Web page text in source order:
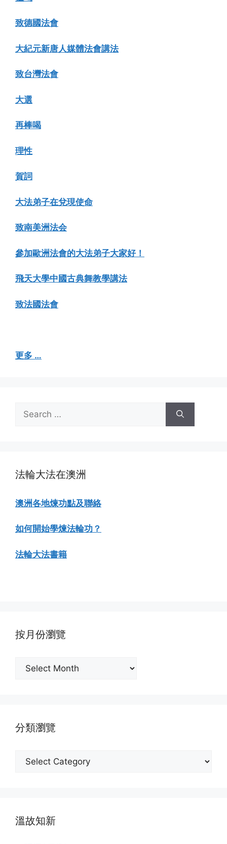
致德國法會
大紀元新唐人媒體法會講法
致台灣法會
大選
再棒喝
理性
賀詞
大法弟子在兌現使命
致南美洲法会
參加歐洲法會的大法弟子大家好！
飛天大學中國古典舞教學講法
致法國法會
更多 …
for:
法輪大法在澳洲
澳洲各地煉功點及聯絡
如何開始學煉法輪功？
法輪大法書籍
按月份瀏覽
分類瀏覽
溫故知新